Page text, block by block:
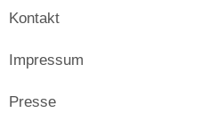
Kontakt
Impressum
Presse